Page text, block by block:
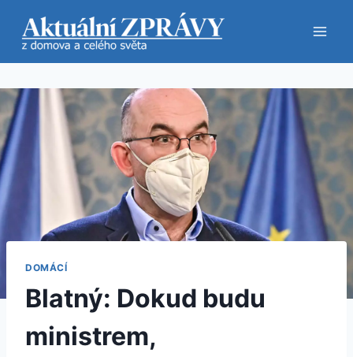
obsah
DOMÁCÍ
Blatný: Dokud budu
ministrem,